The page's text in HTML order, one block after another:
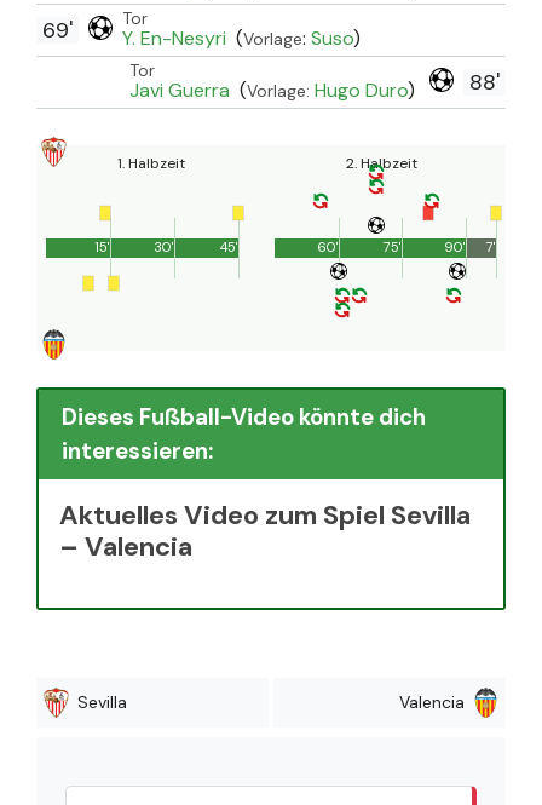
Tor
Y. En-Nesyri (Vorlage: Suso)
69'
88'
Tor
Javi Guerra (Vorlage: Hugo Duro)
1. Halbzeit
45'
15' 30'
2. Halbzeit
90'
60' 75' 7'
Dieses Fußball-Video könnte dich
interessieren:
Aktuelles Video zum Spiel Sevilla
– Valencia
Sevilla Valencia